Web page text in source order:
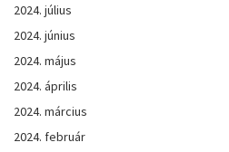
2024. július
2024. június
2024. május
2024. április
2024. március
2024. február